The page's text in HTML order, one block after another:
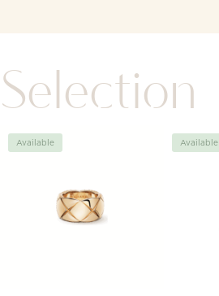
Selection
Available Available